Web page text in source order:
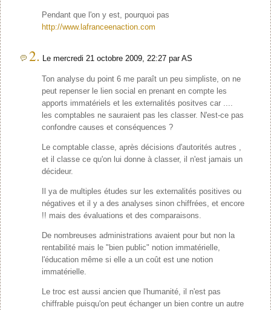
Pendant que l'on y est, pourquoi pas
http://www.lafranceenaction.com
2. Le mercredi 21 octobre 2009, 22:27 par AS
Ton analyse du point 6 me paraît un peu simpliste, on ne
peut repenser le lien social en prenant en compte les
apports immatériels et les externalités positves car ....
les comptables ne sauraient pas les classer. N'est-ce pas
confondre causes et conséquences ?
Le comptable classe, après décisions d'autorités autres ,
et il classe ce qu'on lui donne à classer, il n'est jamais un
décideur.
Il ya de multiples études sur les externalités positives ou
négatives et il y a des analyses sinon chiffrées, et encore
!! mais des évaluations et des comparaisons.
De nombreuses administrations avaient pour but non la
rentabilité mais le "bien public" notion immatérielle,
l'éducation même si elle a un coût est une notion
immatérielle.
Le troc est aussi ancien que l'humanité, il n'est pas
chiffrable puisqu'on peut échanger un bien contre un autre